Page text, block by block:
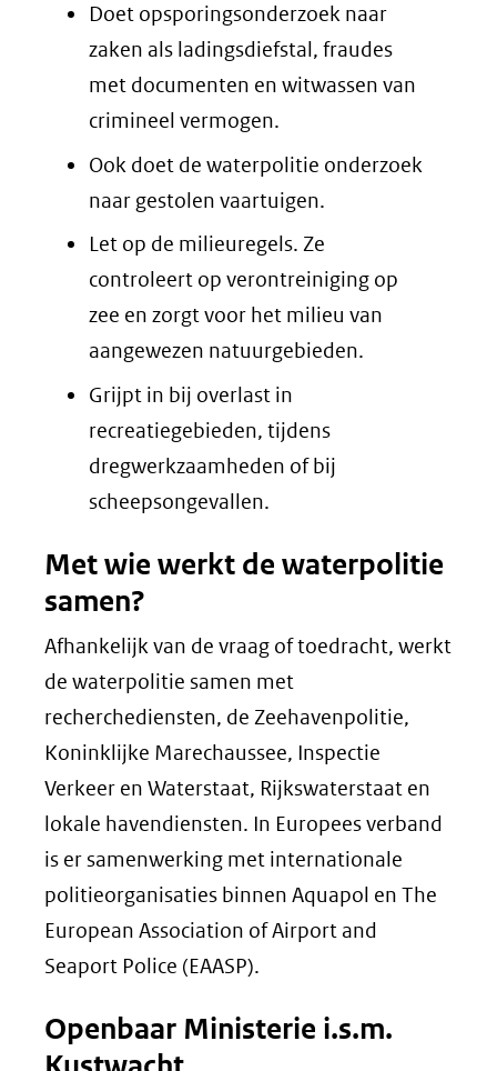
Doet opsporingsonderzoek naar
zaken als ladingsdiefstal, fraudes
met documenten en witwassen van
crimineel vermogen.
Ook doet de waterpolitie onderzoek
naar gestolen vaartuigen.
Let op de milieuregels. Ze
controleert op verontreiniging op
zee en zorgt voor het milieu van
aangewezen natuurgebieden.
Grijpt in bij overlast in
recreatiegebieden, tijdens
dregwerkzaamheden of bij
scheepsongevallen.
Met wie werkt de waterpolitie
samen?
Afhankelijk van de vraag of toedracht, werkt
de waterpolitie samen met
recherchediensten, de Zeehavenpolitie,
Koninklijke Marechaussee, Inspectie
Verkeer en Waterstaat, Rijkswaterstaat en
lokale havendiensten. In Europees verband
is er samenwerking met internationale
politieorganisaties binnen Aquapol en The
European Association of Airport and
Seaport Police (EAASP).
Openbaar Ministerie i.s.m.